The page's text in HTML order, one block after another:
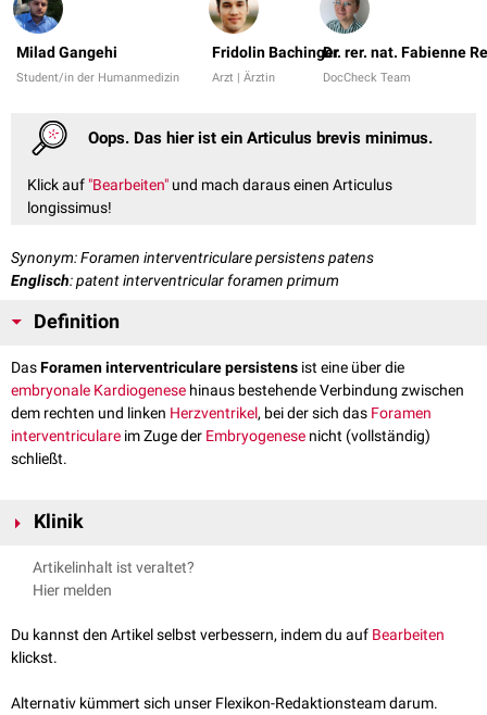
Milad Gangehi
Student/in der Humanmedizin
Fridolin Bachinger
Arzt | Ärztin
Dr. rer. nat. Fabienne
DocCheck Team
Oops. Das hier ist ein Articulus brevis minimus.
Klick auf "Bearbeiten" und mach daraus einen Articulus
longissimus!
Synonym: Foramen interventriculare persistens patens
Englisch: patent interventricular foramen primum
Definition
DasForamen interventriculare persistens ist eine über die
embryonale Kardiogenese hinaus bestehende Verbindung zwischen
dem rechten und linken Herzventrikel, bei der sich das Foramen
interventriculare im Zuge der Embryogenese nicht (vollständig)
schließt.
Klinik
Artikelinhalt ist veraltet?
Hier melden
Du kannst den Artikel selbst verbessern, indem du auf Bearbeiten
klickst.
Alternativ kümmert sich unser Flexikon-Redaktionsteam darum.